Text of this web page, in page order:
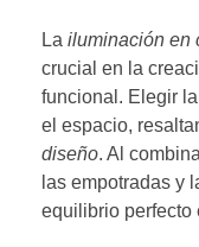
La iluminación en
crucial en la
funcional. Elegir
el espacio,
diseño. Al
las empotradas y
equilibrio perfecto